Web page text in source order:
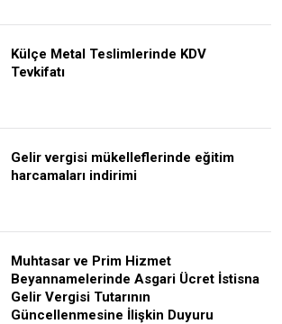
Külçe Metal Teslimlerinde KDV
Tevkifatı
Gelir vergisi mükelleflerinde eğitim
harcamaları indirimi
Muhtasar ve Prim Hizmet
Beyannamelerinde Asgari Ücret İstisna
Gelir Vergisi Tutarının
Güncellenmesine İlişkin Duyuru